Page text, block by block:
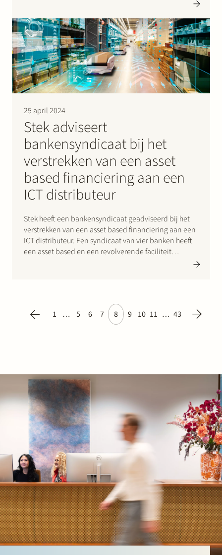
DUWO, samen met netbeheerder NetVerder,
warmteleverancier InWarmte en warmtebron
Geothermie Delft B.V.
25 april 2024
Stek adviseert
bankensyndicaat bij het
verstrekken van een asset
based financiering aan een
ICT distributeur
Stek heeft een bankensyndicaat geadviseerd bij het
verstrekken van een asset based financiering aan een
ICT distributeur. Een syndicaat van vier banken heeft
een asset based en een revolverende faciliteit
1 … 5 6 7 8 9 10 11 … 43